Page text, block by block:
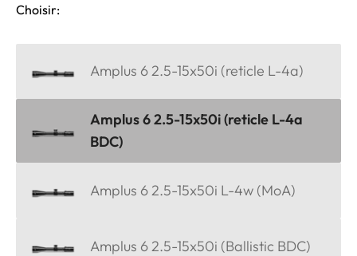
Choisir:
Amplus 6 2.5-15x50i (reticle L-4a)
Amplus 6 2.5-15x50i (reticle L-4a
BDC)
Amplus 6 2.5-15x50i L-4w (MoA)
Amplus 6 2.5-15x50i (Ballistic BDC)